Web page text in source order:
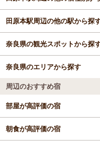
旅館
田原本駅周辺の他の駅から探
飛鳥駅
大和八木駅
橿原神宮前駅
奈良県の観光スポットから探
奈良公園
東大寺
奈良県のエリアから探す
奈良・斑鳩・天理
周辺のおすすめ宿
部屋が高評価の宿
民宿 むろう
朝食が高評価の宿